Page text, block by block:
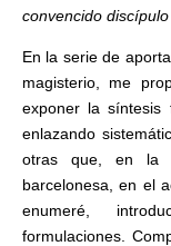
convencido
En la serie de
magisterio, me
exponer la síntesis
enlazando
otras que, en la
barcelonesa, en el
enumeré,
formulaciones.